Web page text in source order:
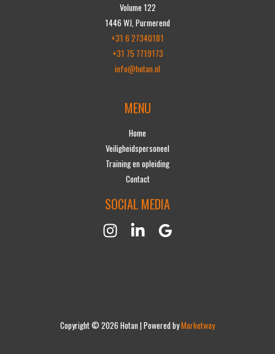
Volume 122
1446 WJ, Purmerend
+31 6 27340181
+31 75 7719173
info@hotan.nl
MENU
Home
Veiligheidspersoneel
Training en opleiding
Contact
SOCIAL MEDIA
Copyright © 2026 Hotan | Powered byMarketway